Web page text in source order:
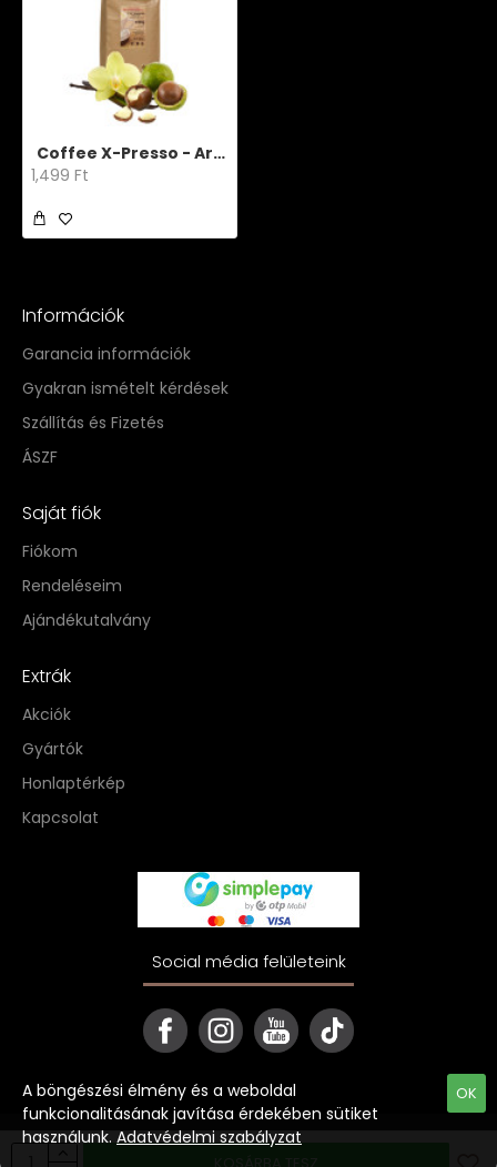
Coffee X-Presso - Aroma Decaff Vanília-Makadám dió
1,499 Ft
Információk
Garancia információk
Gyakran ismételt kérdések
Szállítás és Fizetés
ÁSZF
Saját fiók
Fiókom
Rendeléseim
Ajándékutalvány
Extrák
Akciók
Gyártók
Honlaptérkép
Kapcsolat
Social média felületeink
Copyright © 2022 ekave.hu
OK
A böngészési élmény és a weboldal
funkcionalitásának javítása érdekében sütiket
használunk. Adatvédelmi szabályzat